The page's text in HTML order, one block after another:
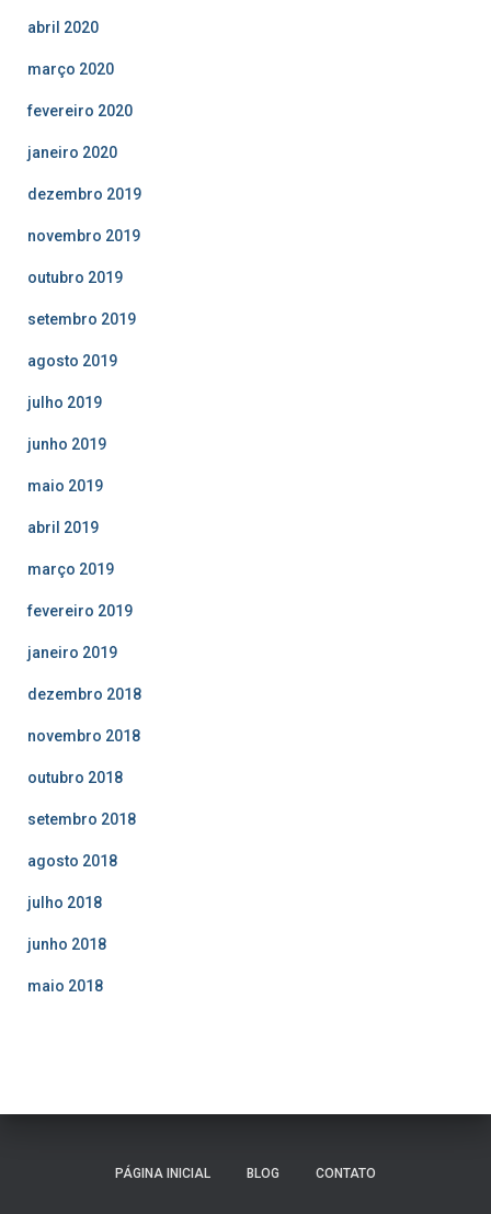
abril 2020
março 2020
fevereiro 2020
janeiro 2020
dezembro 2019
novembro 2019
outubro 2019
setembro 2019
agosto 2019
julho 2019
junho 2019
maio 2019
abril 2019
março 2019
fevereiro 2019
janeiro 2019
dezembro 2018
novembro 2018
outubro 2018
setembro 2018
agosto 2018
julho 2018
junho 2018
maio 2018
PÁGINA INICIAL BLOG CONTATO